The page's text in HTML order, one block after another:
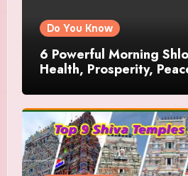
Do You Know
6 Powerful Morning
Health, Prosperity,